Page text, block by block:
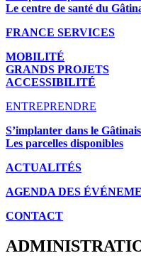
Le centre de santé du
FRANCE SERVICES
MOBILITÉ
GRANDS PROJETS
ACCESSIBILITÉ
ENTREPRENDRE
S’implanter dans le Gâtinais
Les parcelles disponibles
ACTUALITÉS
AGENDA DES É
CONTACT